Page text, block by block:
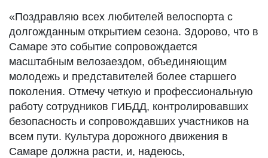
«Поздравляю всех любителей велоспорта с
долгожданным открытием сезона. Здорово, что в
Самаре это событие сопровождается
масштабным велозаездом, объединяющим
молодежь и представителей более старшего
поколения. Отмечу четкую и профессиональную
работу сотрудников ГИБДД, контролировавших
безопасность и сопровождавших участников на
всем пути. Культура дорожного движения в
Самаре должна расти, и, надеюсь,